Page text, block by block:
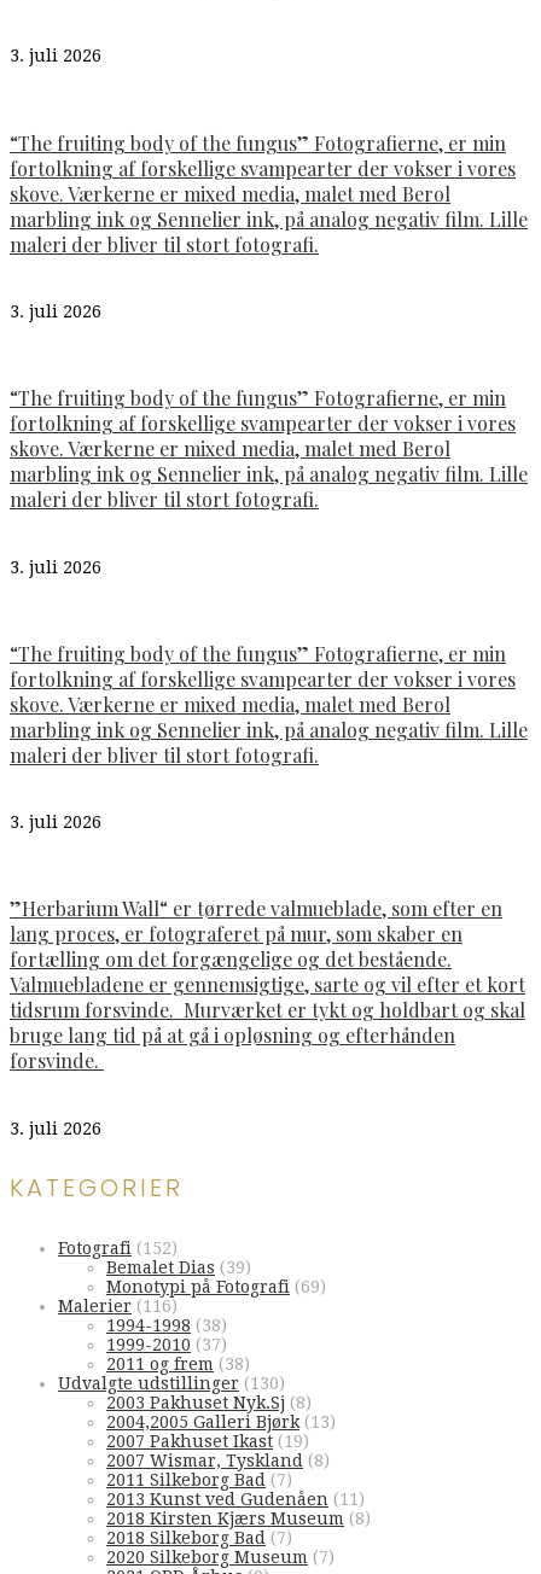
3. juli 2026
“The fruiting body of the fungus” Fotografierne, er min
fortolkning af forskellige svampearter der vokser i vores
skove. Værkerne er mixed media, malet med Berol
marbling ink og Sennelier ink, på analog negativ film. Lille
maleri der bliver til stort fotografi.
3. juli 2026
“The fruiting body of the fungus” Fotografierne, er min
fortolkning af forskellige svampearter der vokser i vores
skove. Værkerne er mixed media, malet med Berol
marbling ink og Sennelier ink, på analog negativ film. Lille
maleri der bliver til stort fotografi.
3. juli 2026
“The fruiting body of the fungus” Fotografierne, er min
fortolkning af forskellige svampearter der vokser i vores
skove. Værkerne er mixed media, malet med Berol
marbling ink og Sennelier ink, på analog negativ film. Lille
maleri der bliver til stort fotografi.
3. juli 2026
”Herbarium Wall“ er tørrede valmueblade, som efter en
lang proces, er fotograferet på mur, som skaber en
fortælling om det forgængelige og det bestående.
Valmuebladene er gennemsigtige, sarte og vil efter et kort
tidsrum forsvinde. Murværket er tykt og holdbart og skal
bruge lang tid på at gå i opløsning og efterhånden
forsvinde.
3. juli 2026
KATEGORIER
Fotografi (152)
Bemalet Dias (39)
Monotypi på Fotografi (69)
Malerier (116)
1994-1998 (38)
1999-2010 (37)
2011 og frem (38)
Udvalgte udstillinger (130)
2003 Pakhuset Nyk.Sj (8)
2004,2005 Galleri Bjørk (13)
2007 Pakhuset Ikast (19)
2007 Wismar, Tyskland (8)
2011 Silkeborg Bad (7)
2013 Kunst ved Gudenåen (11)
2018 Kirsten Kjærs Museum (8)
2018 Silkeborg Bad (7)
2020 Silkeborg Museum (7)